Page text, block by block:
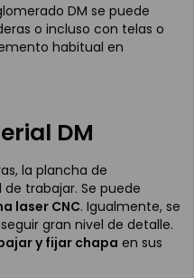
DM se puede
o incluso con telas o
habitual en
DM
la plancha de
trabajar. Se puede
laser CNC. Igualmente, se
gran nivel de detalle.
y fijar chapa en sus